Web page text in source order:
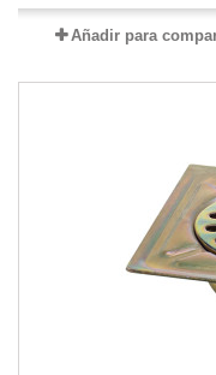
Añadir para